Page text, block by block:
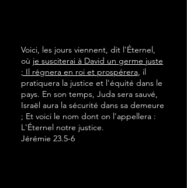
Voici, les jours viennent, dit l'Éternel,
où je susciterai à David un germe juste
; Il régnera en roi et prospérera, il
pratiquera la justice et l'équité dans le
pays. En son temps, Juda sera sauvé,
Israël aura la sécurité dans sa demeure
; Et voici le nom dont on l'appellera :
L'Éternel notre justice.
Jérémie 23.5-6